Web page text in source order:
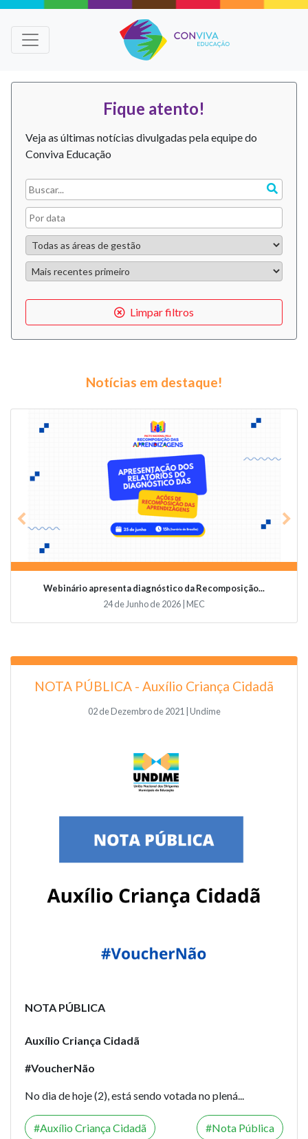
Fique atento!
Veja as últimas notícias divulgadas pela equipe do
Conviva Educação
Limpar filtros
Notícias em destaque!
Webinário apresenta diagnóstico da Recomposição...
24 de Junho de 2026 | MEC
Previous
NOTA PÚBLICA - Auxílio Criança Cidadã
02 de Dezembro de 2021 | Undime
NOTA PÚBLICA
Auxílio Criança Cidadã
#VoucherNão
No dia de hoje (2), está sendo votada no plená...
Auxílio Criança Cidadã Nota Pública